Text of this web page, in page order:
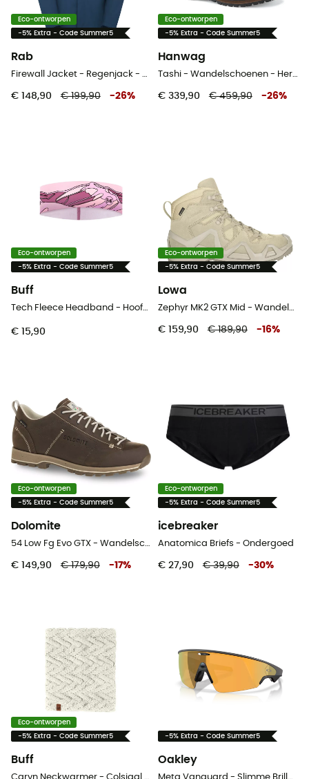
Eco-ontworpen
-5% Extra - Code Summer5
Rab
€ 148,90 € 199,90 -26%
Eco-ontworpen
-5% Extra - Code Summer5
Hanwag
€ 339,90 € 459,90 -26%
Eco-ontworpen
-5% Extra - Code Summer5
Buff
€ 15,90
Eco-ontworpen
-5% Extra - Code Summer5
Lowa
€ 159,90 € 189,90 -16%
Eco-ontworpen
-5% Extra - Code Summer5
Dolomite
€ 149,90 € 179,90 -17%
Eco-ontworpen
-5% Extra - Code Summer5
icebreaker
Anatomica Briefs - Ondergoed
€ 27,90 € 39,90 -30%
Eco-ontworpen
-5% Extra - Code Summer5
Buff
-5% Extra - Code Summer5
Oakley